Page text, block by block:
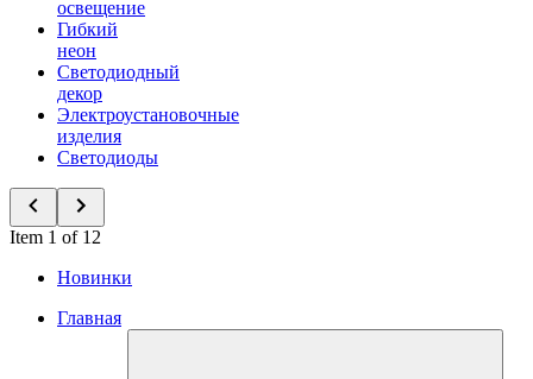
освещение
Гибкий
неон
Светодиодный
декор
Электроустановочные
изделия
Светодиоды
Item 1 of 12
Новинки
Главная